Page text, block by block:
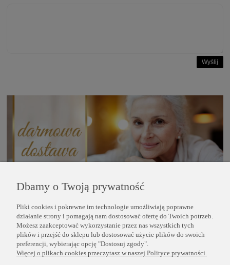
Wyślij
POMOC
INFORMACJE
Dbamy o Twoją prywatność
Pliki cookies i pokrewne im technologie umożliwiają poprawne
działanie strony i pomagają nam dostosować ofertę do Twoich potrzeb.
Możesz zaakceptować wykorzystanie przez nas wszystkich tych
plików i przejść do sklepu lub dostosować użycie plików do swoich
preferencji, wybierając opcję "Dostosuj zgody".
Więcej o plikach cookies przeczytasz w naszej Polityce prywatności.